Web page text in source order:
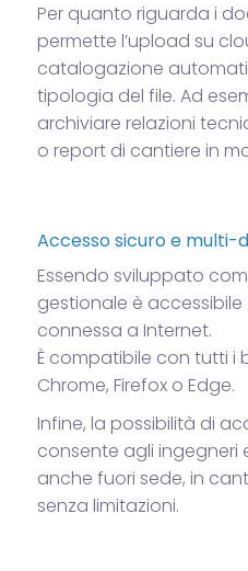
Per quanto riguarda i
permette l’upload su
catalogazione
tipologia del file. Ad
archiviare relazioni
o report di cantiere in
Accesso sicuro e multi-
Essendo sviluppato
gestionale è
connessa a Internet.
È compatibile con tutti i
Chrome, Firefox o Edge.
Infine, la possibilità di
consente agli ingegneri
anche fuori sede, in
senza limitazioni.